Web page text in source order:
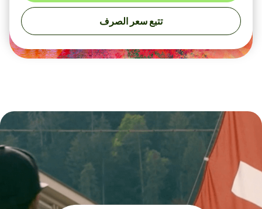
تتبع سعر الصرف